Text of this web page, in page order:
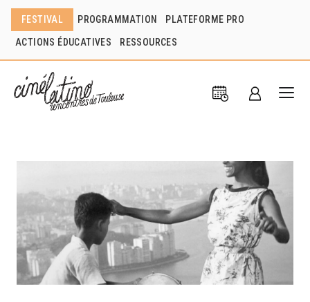
FESTIVAL PROGRAMMATION PLATEFORME PRO
ACTIONS ÉDUCATIVES RESSOURCES